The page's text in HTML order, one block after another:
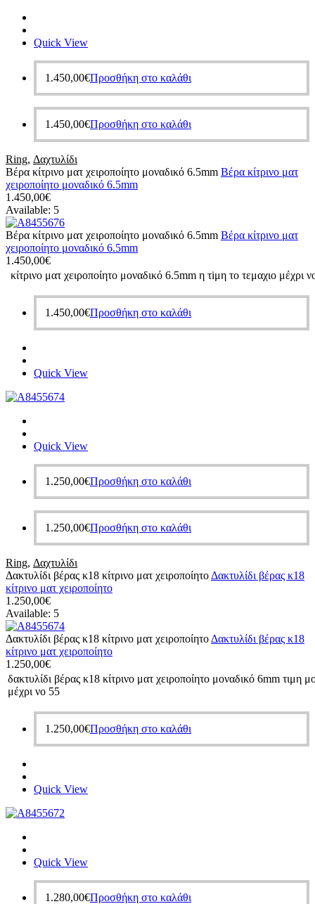
Quick View
1.450,00€Προσθήκη στο καλάθι
1.450,00€Προσθήκη στο καλάθι
Ring, Δαχτυλίδι
Βέρα κίτρινο ματ χειροποίητο μοναδικό 6.5mm Βέρα κίτρινο ματ
χειροποίητο μοναδικό 6.5mm
1.450,00€
Available: 5
Βέρα κίτρινο ματ χειροποίητο μοναδικό 6.5mm Βέρα κίτρινο ματ
χειροποίητο μοναδικό 6.5mm
1.450,00€
κίτρινο ματ χειροποίητο μοναδικό 6.5mm η τiμη το τεμαχιο μέχρι
1.450,00€Προσθήκη στο καλάθι
Quick View
Quick View
1.250,00€Προσθήκη στο καλάθι
1.250,00€Προσθήκη στο καλάθι
Ring, Δαχτυλίδι
Δακτυλίδι βέρας κ18 κίτρινο ματ χειροποίητο Δακτυλίδι βέρας κ18
κίτρινο ματ χειροποίητο
1.250,00€
Available: 5
Δακτυλίδι βέρας κ18 κίτρινο ματ χειροποίητο Δακτυλίδι βέρας κ18
κίτρινο ματ χειροποίητο
1.250,00€
δακτυλίδι βέρας κ18 κίτρινο ματ χειροποίητο μοναδικό 6mm τιμη
μέχρι νο 55
1.250,00€Προσθήκη στο καλάθι
Quick View
Quick View
1.280,00€Προσθήκη στο καλάθι